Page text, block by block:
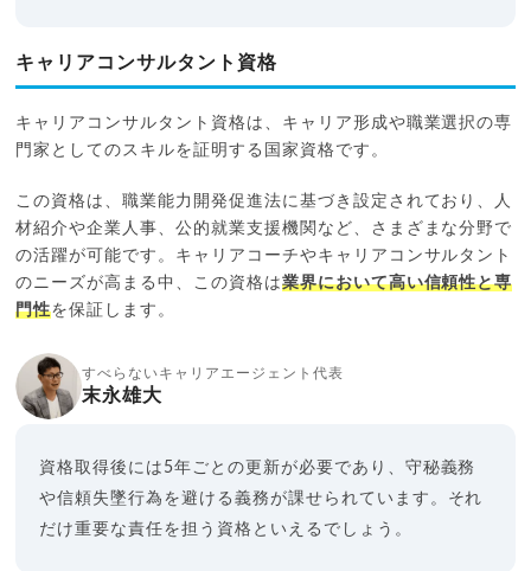
キャリアコンサルタント資格
キャリアコンサルタント資格は、キャリア形成や職業選択の専
門家としてのスキルを証明する国家資格です。
この資格は、職業能力開発促進法に基づき設定されており、人
材紹介や企業人事、公的就業支援機関など、さまざまな分野で
の活躍が可能です。キャリアコーチやキャリアコンサルタント
のニーズが高まる中、この資格は業界において高い信頼性と専
門性を保証します。
すべらないキャリアエージェント代表
末永雄大
資格取得後には5年ごとの更新が必要であり、守秘義務
や信頼失墜行為を避ける義務が課せられています。それ
だけ重要な責任を担う資格といえるでしょう。